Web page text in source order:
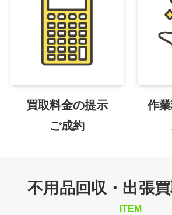
買取料金の提示
ご成約
作
不用品回収・出張買
ITEM